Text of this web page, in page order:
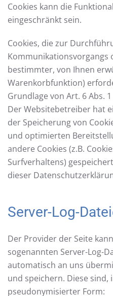
Cookies kann die
eingeschränkt sein.
Cookies, die zur
Kommunikationsvorgangs
bestimmter, von Ihnen
Warenkorbfunktion)
Grundlage von Art. 6 Abs.
Der Websitebetreiber hat
der Speicherung von
und optimierten
andere Cookies (z.B.
Surfverhaltens)
dieser
Server-Log-
Der Provider der Seite
sogenannten Server-Log-
automatisch an uns
und speichern. Diese
pseudonymisierter Form: